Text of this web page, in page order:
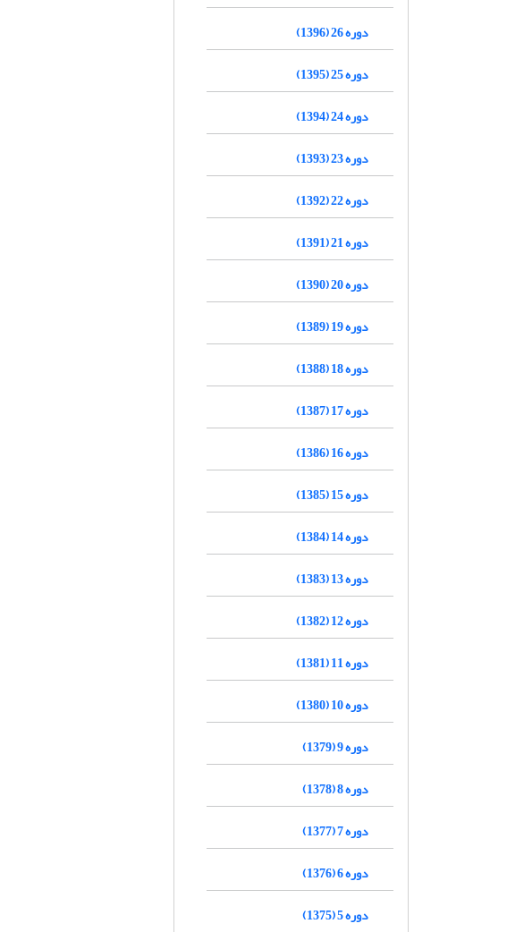
دوره 26 (1396)
دوره 25 (1395)
دوره 24 (1394)
دوره 23 (1393)
دوره 22 (1392)
دوره 21 (1391)
دوره 20 (1390)
دوره 19 (1389)
دوره 18 (1388)
دوره 17 (1387)
دوره 16 (1386)
دوره 15 (1385)
دوره 14 (1384)
دوره 13 (1383)
دوره 12 (1382)
دوره 11 (1381)
دوره 10 (1380)
دوره 9 (1379)
دوره 8 (1378)
دوره 7 (1377)
دوره 6 (1376)
دوره 5 (1375)